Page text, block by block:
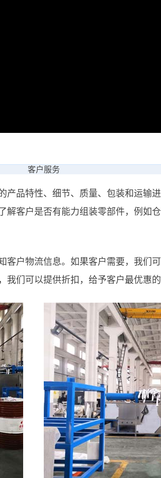
客户服务
产品特性、细节、质量、包装和运输
客户是否有能力组装零部件，例如
客户物流信息。如果客户需要，我们
们可以提供折扣，给予客户最优惠的